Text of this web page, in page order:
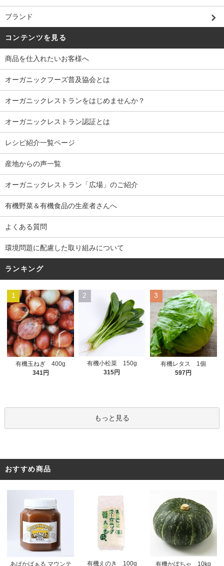
ブランド
コンテンツを見る
商品を仕入れたいお客様へ
オーガニックフーズ普及協会とは
オーガニックレストランをはじめませんか？
オーガニックレストラン認証とは
レシピ紹介一覧ページ
産地からの声一覧
オーガニックレストラン「広場」のご紹介
有機野菜＆有機食品の生産者さんへ
よくある質問
環境問題に配慮した取り組みについて
ランキング
1
有機玉ねぎ 400g
341円
2
有機小松菜 150g
315円
3
有機レタス 1個
597円
もっと見る
おすすめ商品
あぱかばぁる マウンテ
有機えのき 100g
有機かぼちゃ 10kg